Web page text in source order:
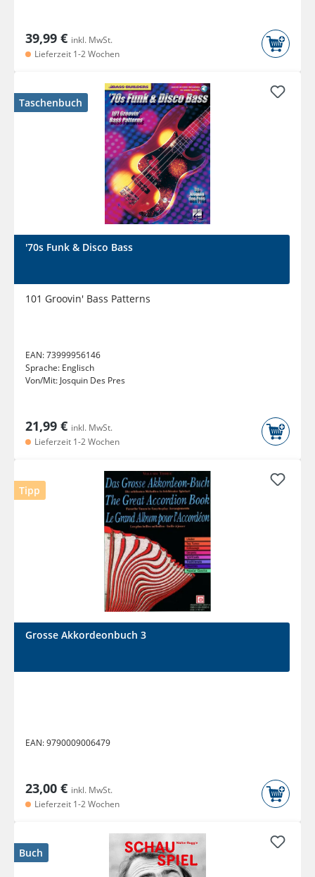
39,99 € inkl. MwSt.
Lieferzeit 1-2 Wochen
Taschenbuch
'70s Funk & Disco Bass
101 Groovin' Bass Patterns
EAN:73999956146
Sprache: Englisch
Von/Mit: Josquin Des Pres
21,99 € inkl. MwSt.
Lieferzeit 1-2 Wochen
Tipp
Grosse Akkordeonbuch 3
EAN:9790009006479
23,00 € inkl. MwSt.
Lieferzeit 1-2 Wochen
Buch